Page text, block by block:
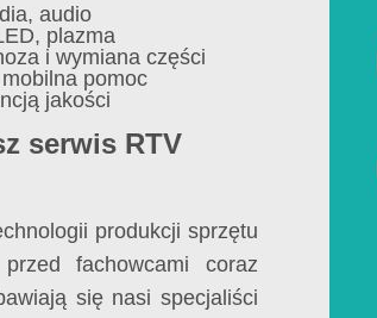
audio
plazma
i wymiana części
pomoc
jakości
serwis RTV
produkcji sprzętu
fachowcami coraz
się nasi specjaliści